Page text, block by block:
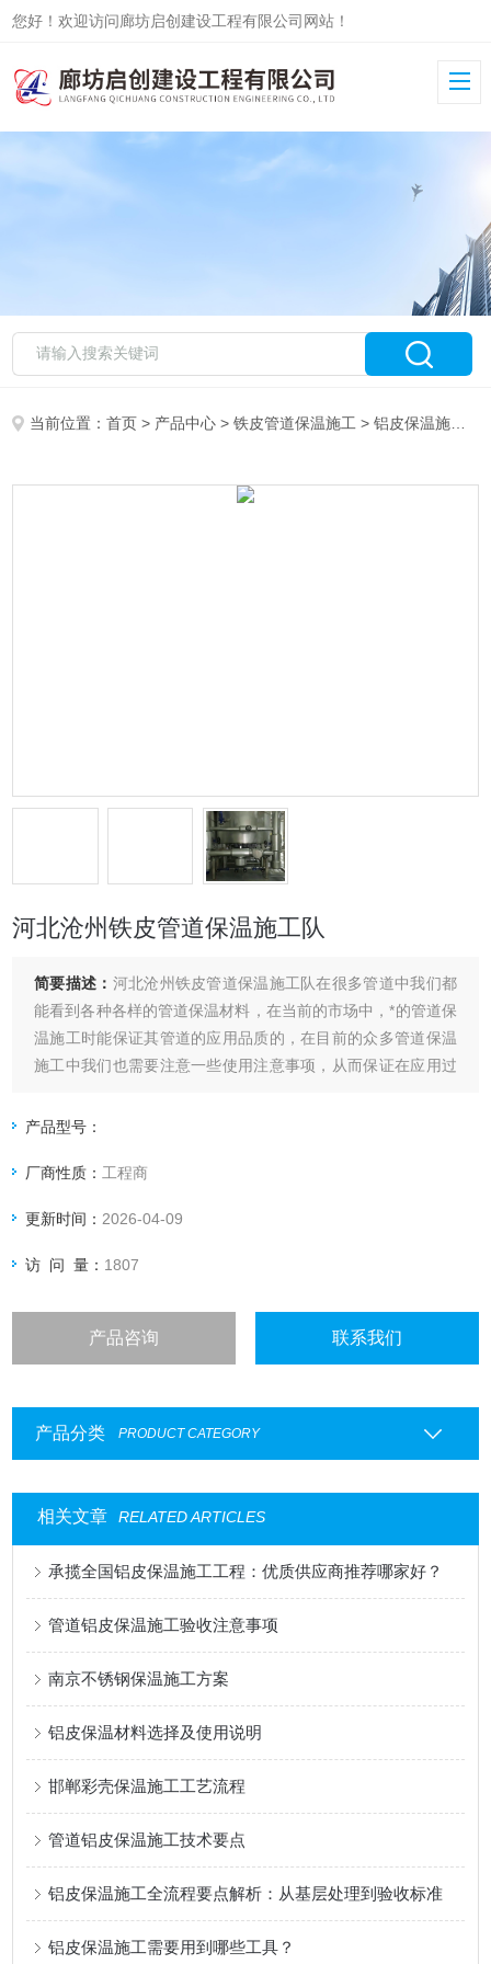
您好！欢迎访问廊坊启创建设工程有限公司网站！
当前位置：首页 > 产品中心 >铁皮管道保温施工 >铝皮保温施工
河北沧州铁皮管道保温施工队
简要描述： 河北沧州铁皮管道保温施工队在很多管道中我们都
能看到各种各样的管道保温材料，在当前的市场中，*的管道保
温施工时能保证其管道的应用品质的，在目前的众多管道保温
施工中我们也需要注意一些使用注意事项，从而保证在应用过
产品型号：
厂商性质： 工程商
更新时间： 2026-04-09
访 问 量： 1807
产品咨询 联系我们
产品分类 PRODUCT CATEGORY
相关文章 RELATED ARTICLES
承揽全国铝皮保温施工工程：优质供应商推荐哪家好？
管道铝皮保温施工验收注意事项
南京不锈钢保温施工方案
铝皮保温材料选择及使用说明
邯郸彩壳保温施工工艺流程
管道铝皮保温施工技术要点
铝皮保温施工全流程要点解析：从基层处理到验收标准
铝皮保温施工需要用到哪些工具？